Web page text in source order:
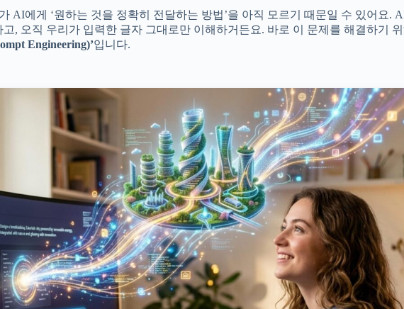
AI에게 ‘원하는 것을 정확히 전달하는 방법’을 아직 모르기 때문일 수 있어요.
, 오직 우리가 입력한 글자 그대로만 이해하거든요. 바로 이 문제를 해결하기 위
Engineering)’입니다.